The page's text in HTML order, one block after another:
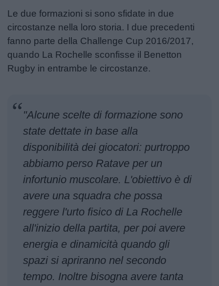
Le due formazioni si sono sfidate in due
circostanze nella loro storia. I due precedenti
fanno parte della Challenge Cup 2016/2017,
quando La Rochelle sconfisse il Benetton
Rugby in entrambe le circostanze.
"Alcune scelte di formazione sono
state dettate in base alla
disponibilità dei giocatori: purtroppo
abbiamo perso Ratave per un
infortunio muscolare. L'obiettivo è di
avere una squadra che possa
reggere l'urto fisico di La Rochelle
all'inizio della partita, per poi avere
energia e dinamicità quando gli
spazi si apriranno nel secondo
tempo. Inoltre bisogna avere tanta